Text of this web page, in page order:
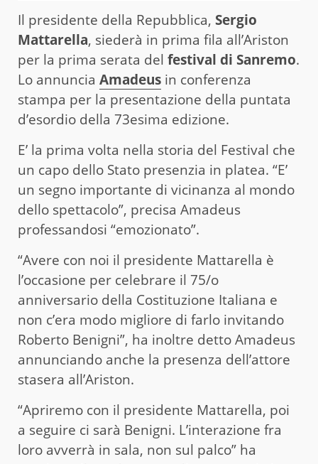
Il presidente della Repubblica, Sergio
Mattarella, siederà in prima fila all’Ariston
per la prima serata del festival di Sanremo.
Lo annuncia Amadeus in conferenza
stampa per la presentazione della puntata
d’esordio della 73esima edizione.
E’ la prima volta nella storia del Festival che
un capo dello Stato presenzia in platea. “E’
un segno importante di vicinanza al mondo
dello spettacolo”, precisa Amadeus
professandosi “emozionato”.
“Avere con noi il presidente Mattarella è
l’occasione per celebrare il 75/o
anniversario della Costituzione Italiana e
non c’era modo migliore di farlo invitando
Roberto Benigni”, ha inoltre detto Amadeus
annunciando anche la presenza dell’attore
stasera all’Ariston.
“Apriremo con il presidente Mattarella, poi
a seguire ci sarà Benigni. L’interazione fra
loro avverrà in sala, non sul palco” ha